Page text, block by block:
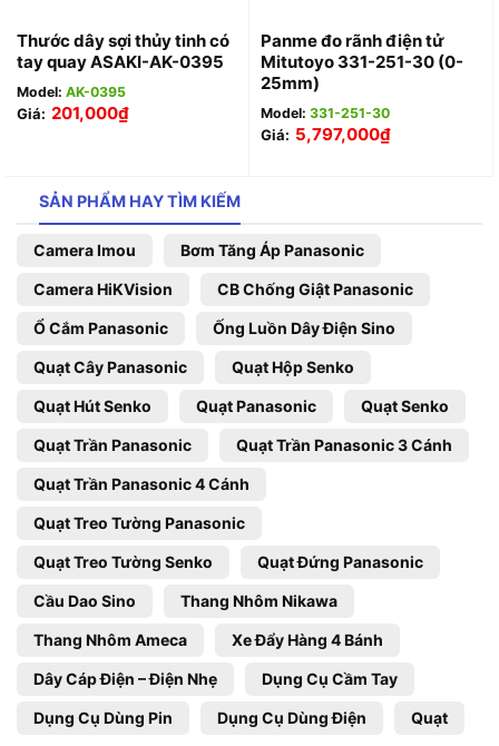
Thước dây sợi thủy tinh có
tay quay ASAKI-AK-0395
Model: AK-0395
Giá: 201,000₫
Panme đo rãnh điện tử
Mitutoyo 331-251-30 (0-
25mm)
Model: 331-251-30
Giá: 5,797,000₫
SẢN PHẨM HAY TÌM KIẾM
Camera Imou Bơm Tăng Áp Panasonic
Camera HiKVision CB Chống Giật Panasonic
Ổ Cắm Panasonic Ống Luồn Dây Điện Sino
Quạt Cây Panasonic Quạt Hộp Senko
Quạt Hút Senko Quạt Panasonic Quạt Senko
Quạt Trần Panasonic Quạt Trần Panasonic 3 Cánh
Quạt Trần Panasonic 4 Cánh
Quạt Treo Tường Panasonic
Quạt Treo Tường Senko Quạt Đứng Panasonic
Cầu Dao Sino Thang Nhôm Nikawa
Thang Nhôm Ameca Xe Đẩy Hàng 4 Bánh
Dây Cáp Điện – Điện Nhẹ Dụng Cụ Cầm Tay
Dụng Cụ Dùng Pin Dụng Cụ Dùng Điện Quạt